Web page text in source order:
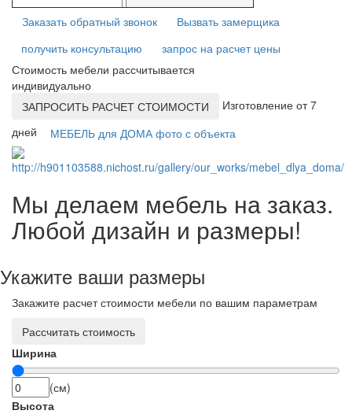
Заказать обратный звонок
Вызвать замерщика
получить консультацию
запрос на расчет цены
Стоимость мебели рассчитывается
индивидуально
ЗАПРОСИТЬ РАСЧЕТ СТОИМОСТИ
Изготовление от 7
дней
МЕБЕЛЬ для ДОМА фото с объекта
Мы делаем мебель на заказ.
Любой дизайн и размеры!
Укажите ваши размеры
Закажите расчет стоимости мебели по вашим параметрам
Рассчитать стоимость
Ширина
(см)
Высота